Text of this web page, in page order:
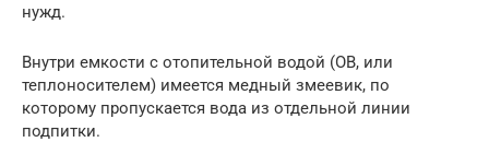
нужд.
Внутри емкости с отопительной водой (ОВ, или
теплоносителем) имеется медный змеевик, по
которому пропускается вода из отдельной линии
подпитки.